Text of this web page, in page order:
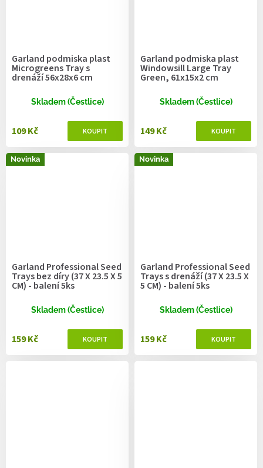
Garland podmiska plast
Microgreens Tray s
drenáží 56x28x6 cm
Skladem (Čestlice)
109 Kč
Garland podmiska plast
Windowsill Large Tray
Green, 61x15x2 cm
Skladem (Čestlice)
149 Kč
Novinka
Garland Professional Seed
Trays bez díry (37 X 23.5 X 5
CM) - balení 5ks
Skladem (Čestlice)
159 Kč
Novinka
Garland Professional Seed
Trays s drenáží (37 X 23.5 X
5 CM) - balení 5ks
Skladem (Čestlice)
159 Kč